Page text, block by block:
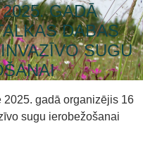
GADĀ
DABAS
SUGU
2025. gadā organizējis 16
sugu ierobežošanai